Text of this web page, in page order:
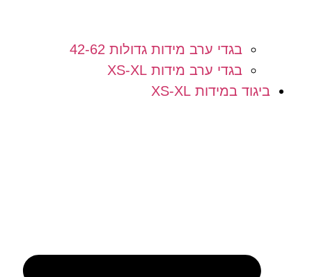
בגדי ערב מידות גדולות 42-62
בגדי ערב מידות XS-XL
ביגוד במידות XS-XL